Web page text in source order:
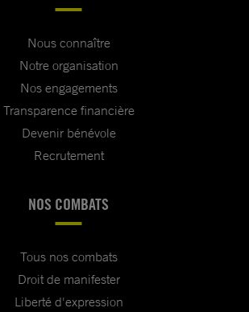
Nous connaître
Notre organisation
Nos engagements
Transparence financière
Devenir bénévole
Recrutement
NOS COMBATS
Tous nos combats
Droit de manifester
Liberté d'expression